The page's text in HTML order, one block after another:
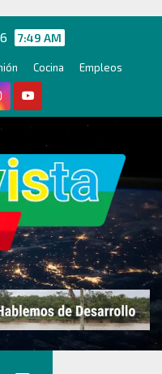
7:49 AM
Cocina Empleos